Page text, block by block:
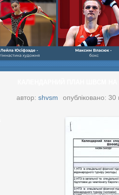
автор: shvsm опубліковано: 30